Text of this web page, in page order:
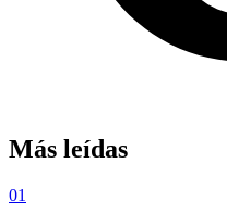
Más leídas
01